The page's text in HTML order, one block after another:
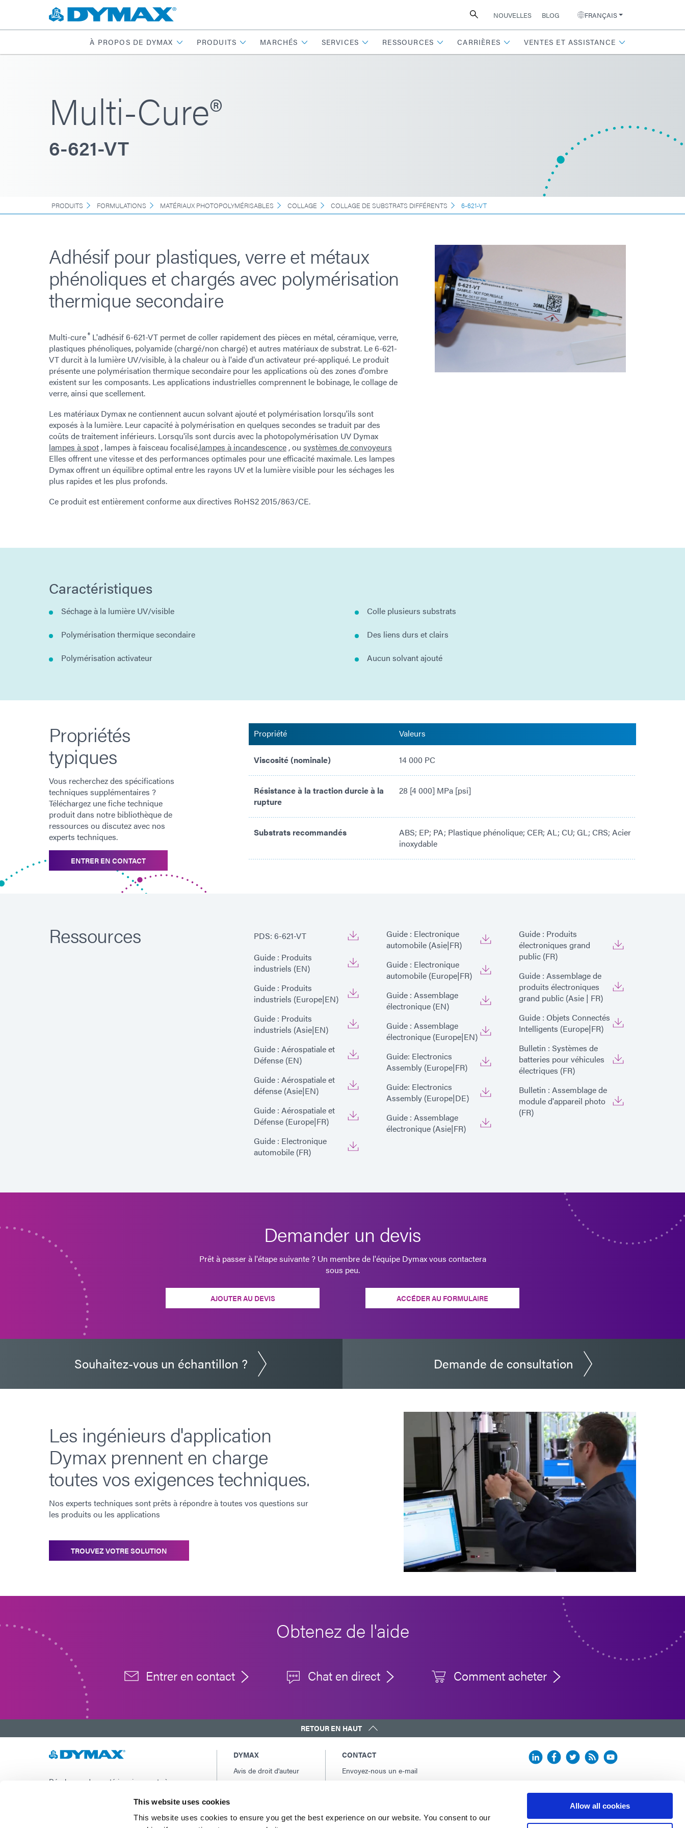
This website uses cookies
This website uses cookies to ensure you get the best experience on our website. You consent to our
Allow all cookies
NOUVELLES BLOG FRANÇAIS
À PROPOS DE DYMAX PRODUITS MARCHÉS SERVICES RESSOURCES CARRIÈRES VENTES ET ASSISTANCE
Multi-Cure®
6-621-VT
PRODUITS FORMULATIONS MATÉRIAUX PHOTOPOLYMÉRISABLES COLLAGE COLLAGE DE SUBSTRATS DIFFÉRENTS 6-621-VT
Adhésif pour plastiques, verre et métaux
phénoliques et chargés avec polymérisation
thermique secondaire
Multi-cure® L'adhésif 6-621-VT permet de coller rapidement des pièces en métal, céramique, verre,
plastiques phénoliques, polyamide (chargé/non chargé) et autres matériaux de substrat. Le 6-621-
VT durcit à la lumière UV/visible, à la chaleur ou à l'aide d'un activateur pré-appliqué. Le produit
présente une polymérisation thermique secondaire pour les applications où des zones d'ombre
existent sur les composants. Les applications industrielles comprennent le bobinage, le collage de
verre, ainsi que scellement.
Les matériaux Dymax ne contiennent aucun solvant ajouté et polymérisation lorsqu'ils sont
exposés à la lumière. Leur capacité à polymérisation en quelques secondes se traduit par des
coûts de traitement inférieurs. Lorsqu'ils sont durcis avec la photopolymérisation UV Dymax
lampes à spot , lampes à faisceau focalisé,lampes à incandescence , ou systèmes de convoyeurs
Elles offrent une vitesse et des performances optimales pour une efficacité maximale. Les lampes
Dymax offrent un équilibre optimal entre les rayons UV et la lumière visible pour les séchages les
plus rapides et les plus profonds.
Ce produit est entièrement conforme aux directives RoHS2 2015/863/CE.
Caractéristiques
Séchage à la lumière UV/visible
Polymérisation thermique secondaire
Polymérisation activateur
Colle plusieurs substrats
Des liens durs et clairs
Aucun solvant ajouté
Propriétés
typiques
Vous recherchez des spécifications
techniques supplémentaires ?
Téléchargez une fiche technique
produit dans notre bibliothèque de
ressources ou discutez avec nos
experts techniques.
ENTRER EN CONTACT
Propriété Valeurs
Viscosité (nominale) 14 000 PC
Résistance à la traction durcie à la
rupture
28 [4 000] MPa [psi]
Substrats recommandés
ABS; EP; PA; Plastique phénolique; CER; AL; CU; GL; CRS; Acier
inoxydable
Ressources
PDS: 6-621-VT
Guide : Produits
industriels (EN)
Guide : Produits
industriels (Europe|EN)
Guide : Produits
industriels (Asie|EN)
Guide : Aérospatiale et
Défense (EN)
Guide : Aérospatiale et
défense (Asie|EN)
Guide : Aérospatiale et
Défense (Europe|FR)
Guide : Electronique
automobile (FR)
Guide : Electronique
automobile (Asie|FR)
Guide : Electronique
automobile (Europe|FR)
Guide : Assemblage
électronique (EN)
Guide : Assemblage
électronique (Europe|EN)
Guide: Electronics
Assembly (Europe|FR)
Guide: Electronics
Assembly (Europe|DE)
Guide : Assemblage
électronique (Asie|FR)
Guide : Produits
électroniques grand
public (FR)
Guide : Assemblage de
produits électroniques
grand public (Asie | FR)
Guide : Objets Connectés
Intelligents (Europe|FR)
Bulletin : Systèmes de
batteries pour véhicules
électriques (FR)
Bulletin : Assemblage de
module d'appareil photo
(FR)
Demander un devis
Prêt à passer à l'étape suivante ? Un membre de l'équipe Dymax vous contactera
sous peu.
AJOUTER AU DEVIS ACCÉDER AU FORMULAIRE
Souhaitez-vous un échantillon ? Demande de consultation
Les ingénieurs d'application
Dymax prennent en charge
toutes vos exigences techniques.
Nos experts techniques sont prêts à répondre à toutes vos questions sur
les produits ou les applications
TROUVEZ VOTRE SOLUTION
Obtenez de l'aide
Entrer en contact Chat en direct Comment acheter
RETOUR EN HAUT
Développer des matériaux innovants à
des équipements de dosage et des systèmes de
améliorer considérablement l'efficacité de la
DYMAX
Avis de droit d'auteur
d'achat
CONTACT
Envoyez-nous un e-mail